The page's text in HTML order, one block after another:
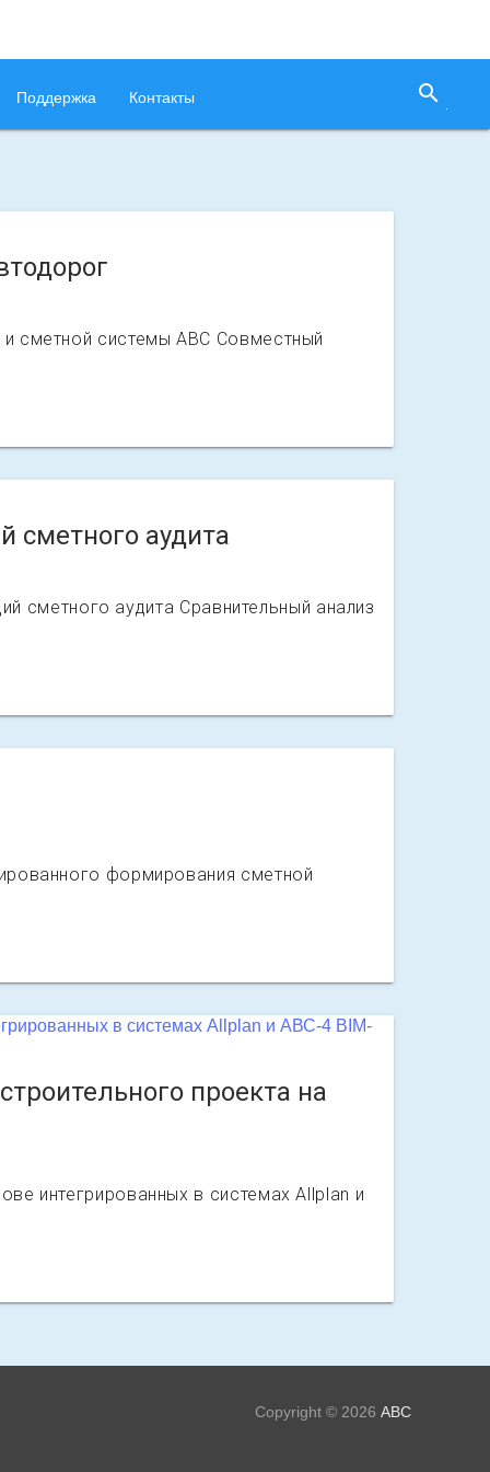
Поддержка Контакты search
и сметной системы АВС Совместный
сметного аудита
сметного аудита Сравнительный анализ
формирования сметной
проекта на
интегрированных в системах Allplan и
Copyright © 2026 АВС